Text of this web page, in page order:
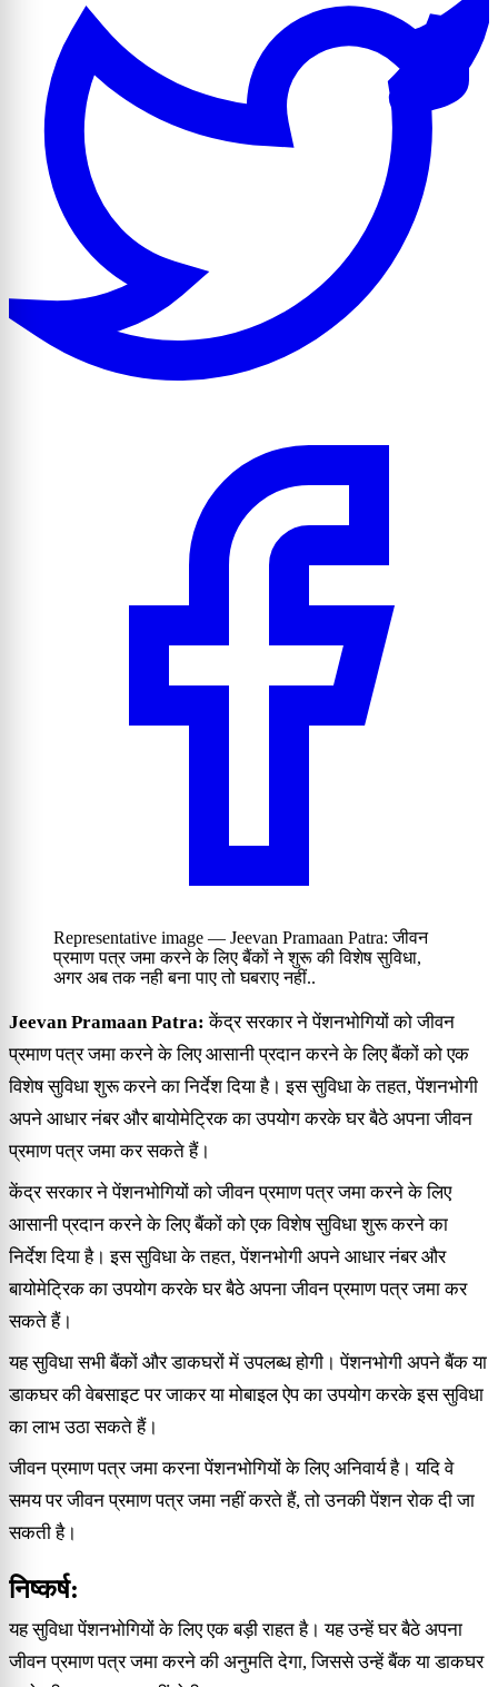
Representative image — Jeevan Pramaan Patra: जीवन
प्रमाण पत्र जमा करने के लिए बैंकों ने शुरू की विशेष सुविधा,
अगर अब तक नही बना पाए तो घबराए नहीं..
Jeevan Pramaan Patra: केंद्र सरकार ने पेंशनभोगियों को जीवन
प्रमाण पत्र जमा करने के लिए आसानी प्रदान करने के लिए बैंकों को एक
विशेष सुविधा शुरू करने का निर्देश दिया है। इस सुविधा के तहत, पेंशनभोगी
अपने आधार नंबर और बायोमेट्रिक का उपयोग करके घर बैठे अपना जीवन
प्रमाण पत्र जमा कर सकते हैं।
केंद्र सरकार ने पेंशनभोगियों को जीवन प्रमाण पत्र जमा करने के लिए
आसानी प्रदान करने के लिए बैंकों को एक विशेष सुविधा शुरू करने का
निर्देश दिया है। इस सुविधा के तहत, पेंशनभोगी अपने आधार नंबर और
बायोमेट्रिक का उपयोग करके घर बैठे अपना जीवन प्रमाण पत्र जमा कर
सकते हैं।
यह सुविधा सभी बैंकों और डाकघरों में उपलब्ध होगी। पेंशनभोगी अपने बैंक या
डाकघर की वेबसाइट पर जाकर या मोबाइल ऐप का उपयोग करके इस सुविधा
का लाभ उठा सकते हैं।
जीवन प्रमाण पत्र जमा करना पेंशनभोगियों के लिए अनिवार्य है। यदि वे
समय पर जीवन प्रमाण पत्र जमा नहीं करते हैं, तो उनकी पेंशन रोक दी जा
सकती है।
निष्कर्ष:
यह सुविधा पेंशनभोगियों के लिए एक बड़ी राहत है। यह उन्हें घर बैठे अपना
जीवन प्रमाण पत्र जमा करने की अनुमति देगा, जिससे उन्हें बैंक या डाकघर